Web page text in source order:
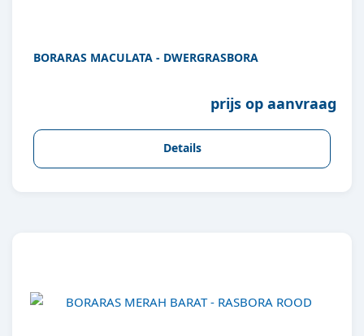
BORARAS MACULATA - DWERGRASBORA
prijs op aanvraag
Details